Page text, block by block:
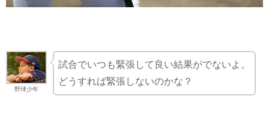
野球少年
試合でいつも緊張して良い結果がでないよ。
どうすれば緊張しないのかな？